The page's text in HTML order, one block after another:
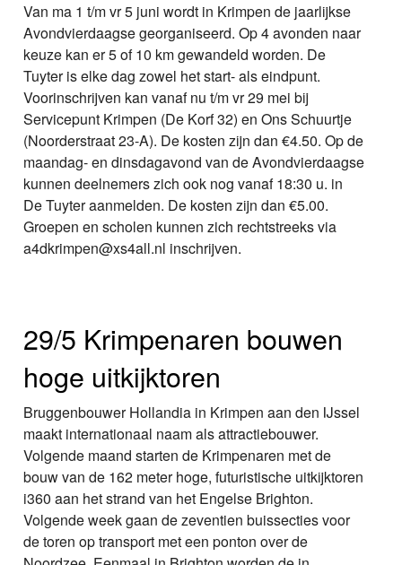
Van ma 1 t/m vr 5 juni wordt in Krimpen de jaarlijkse
Avondvierdaagse georganiseerd. Op 4 avonden naar
keuze kan er 5 of 10 km gewandeld worden. De
Tuyter is elke dag zowel het start- als eindpunt.
Voorinschrijven kan vanaf nu t/m vr 29 mei bij
Servicepunt Krimpen (De Korf 32) en Ons Schuurtje
(Noorderstraat 23-A). De kosten zijn dan €4.50. Op de
maandag- en dinsdagavond van de Avondvierdaagse
kunnen deelnemers zich ook nog vanaf 18:30 u. in
De Tuyter aanmelden. De kosten zijn dan €5.00.
Groepen en scholen kunnen zich rechtstreeks via
a4dkrimpen@xs4all.nl inschrijven.
29/5 Krimpenaren bouwen
hoge uitkijktoren
Bruggenbouwer Hollandia in Krimpen aan den IJssel
maakt internationaal naam als attractiebouwer.
Volgende maand starten de Krimpenaren met de
bouw van de 162 meter hoge, futuristische uitkijktoren
i360 aan het strand van het Engelse Brighton.
Volgende week gaan de zeventien buissecties voor
de toren op transport met een ponton over de